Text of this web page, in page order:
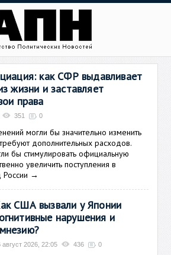
как СФР выдавливает
жизни и заставляет
права
351 0
могли бы значительно изменить
дополнительных расходов.
бы стимулировать официальную
увеличить поступления в
→
США вызвали у Японии
нарушения и
август 2026, 22:05 436 0